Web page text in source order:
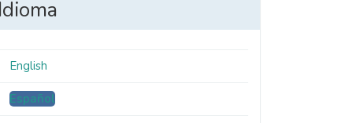
Idioma
English
Español